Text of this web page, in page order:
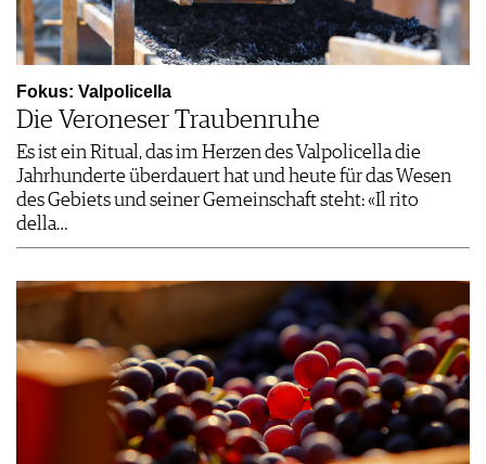
Fokus: Valpolicella
Die Veroneser Traubenruhe
Es ist ein Ritual, das im Herzen des Valpolicella die
Jahrhunderte überdauert hat und heute für das Wesen
des Gebiets und seiner Gemeinschaft steht: «Il rito
della…